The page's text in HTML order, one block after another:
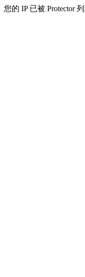
您的 IP 已被 Protector